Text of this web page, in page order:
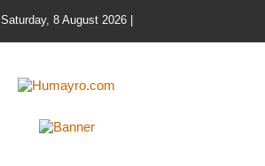
Saturday, 8 August 2026 |